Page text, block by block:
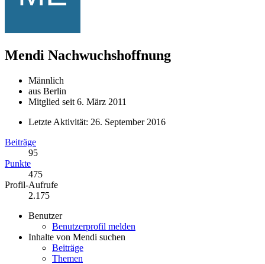
Mendi Nachwuchshoffnung
Männlich
aus Berlin
Mitglied seit 6. März 2011
Letzte Aktivität: 26. September 2016
Beiträge
95
Punkte
475
Profil-Aufrufe
2.175
Benutzer
Benutzerprofil melden
Inhalte von Mendi suchen
Beiträge
Themen